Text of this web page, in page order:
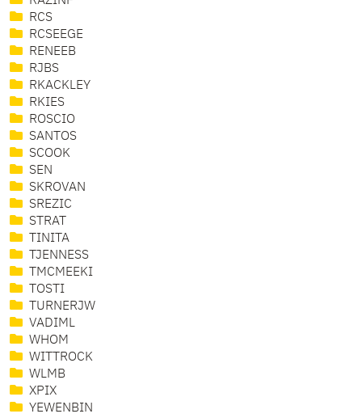
RCS
RCSEEGE
RENEEB
RJBS
RKACKLEY
RKIES
ROSCIO
SANTOS
SCOOK
SEN
SKROVAN
SREZIC
STRAT
TINITA
TJENNESS
TMCMEEKI
TOSTI
TURNERJW
VADIML
WHOM
WITTROCK
WLMB
XPIX
YEWENBIN